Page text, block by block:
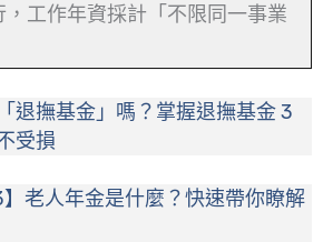
，工作年資採計「不限同一事業
退撫基金」嗎？掌握退撫基金 3
受損
】老人年金是什麼？快速帶你瞭解